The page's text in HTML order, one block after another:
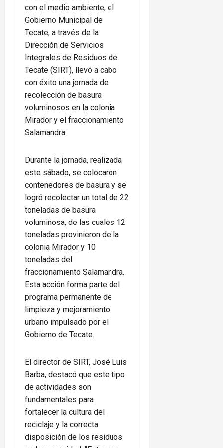
con el medio ambiente, el
Gobierno Municipal de
Tecate, a través de la
Dirección de Servicios
Integrales de Residuos de
Tecate (SIRT), llevó a cabo
con éxito una jornada de
recolección de basura
voluminosos en la colonia
Mirador y el fraccionamiento
Salamandra.
Durante la jornada, realizada
este sábado, se colocaron
contenedores de basura y se
logró recolectar un total de 22
toneladas de basura
voluminosa, de las cuales 12
toneladas provinieron de la
colonia Mirador y 10
toneladas del
fraccionamiento Salamandra.
Esta acción forma parte del
programa permanente de
limpieza y mejoramiento
urbano impulsado por el
Gobierno de Tecate.
El director de SIRT, José Luis
Barba, destacó que este tipo
de actividades son
fundamentales para
fortalecer la cultura del
reciclaje y la correcta
disposición de los residuos